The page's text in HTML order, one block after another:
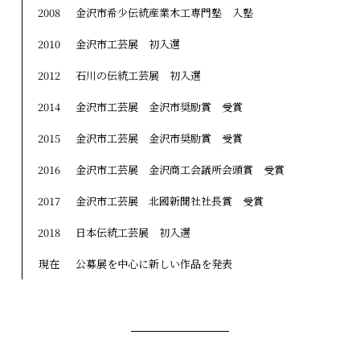
2008 金沢市希少伝統産業木工専門塾 入塾
2010 金沢市工芸展 初入選
2012 石川の伝統工芸展 初入選
2014 金沢市工芸展 金沢市奨励賞 受賞
2015 金沢市工芸展 金沢市奨励賞 受賞
2016 金沢市工芸展 金沢商工会議所会頭賞 受賞
2017 金沢市工芸展 北國新聞社社長賞 受賞
2018 日本伝統工芸展 初入選
現在 公募展を中心に新しい作品を発表